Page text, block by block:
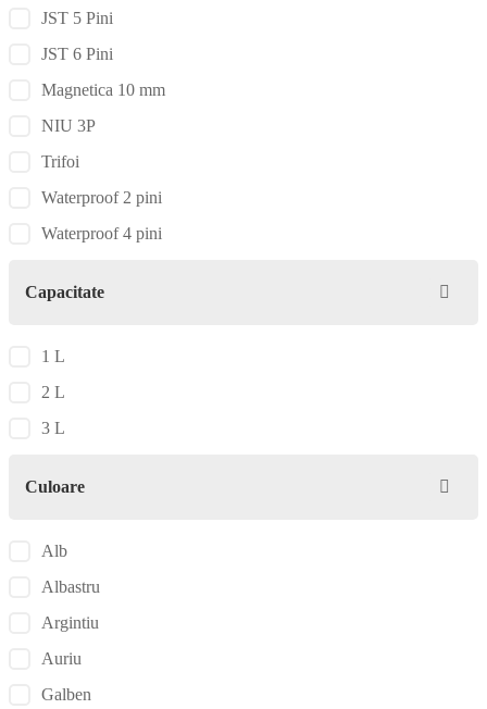
JST 5 Pini
JST 6 Pini
Magnetica 10 mm
NIU 3P
Trifoi
Waterproof 2 pini
Waterproof 4 pini
Capacitate
1 L
2 L
3 L
Culoare
Alb
Albastru
Argintiu
Auriu
Galben